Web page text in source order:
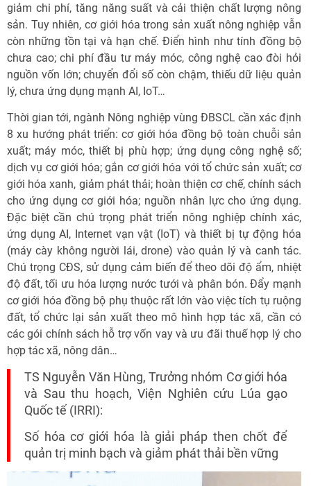
giảm chi phí, tăng năng suất và cải thiện chất lượng nông
sản. Tuy nhiên, cơ giới hóa trong sản xuất nông nghiệp vẫn
còn những tồn tại và hạn chế. Điển hình như tính đồng bộ
chưa cao; chi phí đầu tư máy móc, công nghệ cao đòi hỏi
nguồn vốn lớn; chuyển đổi số còn chậm, thiếu dữ liệu quản
lý, chưa ứng dụng mạnh AI, IoT…
Thời gian tới, ngành Nông nghiệp vùng ĐBSCL cần xác định
8 xu hướng phát triển: cơ giới hóa đồng bộ toàn chuỗi sản
xuất; máy móc, thiết bị phù hợp; ứng dụng công nghệ số;
dịch vụ cơ giới hóa; gắn cơ giới hóa với tổ chức sản xuất; cơ
giới hóa xanh, giảm phát thải; hoàn thiện cơ chế, chính sách
cho ứng dụng cơ giới hóa; nguồn nhân lực cho ứng dụng.
Đặc biệt cần chú trọng phát triển nông nghiệp chính xác,
ứng dụng AI, Internet vạn vật (IoT) và thiết bị tự động hóa
(máy cày không người lái, drone) vào quản lý và canh tác.
Chú trọng CĐS, sử dụng cảm biến để theo dõi độ ẩm, nhiệt
độ đất, tối ưu hóa lượng nước tưới và phân bón. Đẩy mạnh
cơ giới hóa đồng bộ phụ thuộc rất lớn vào việc tích tụ ruộng
đất, tổ chức lại sản xuất theo mô hình hợp tác xã, cần có
các gói chính sách hỗ trợ vốn vay và ưu đãi thuế hợp lý cho
hợp tác xã, nông dân…
TS Nguyễn Văn Hùng, Trưởng nhóm Cơ giới hóa
và Sau thu hoạch, Viện Nghiên cứu Lúa gạo
Quốc tế (IRRI):
Số hóa cơ giới hóa là giải pháp then chốt để
quản trị minh bạch và giảm phát thải bền vững